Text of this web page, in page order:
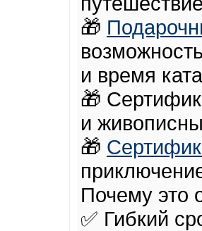
🎁
и время
🎁
и
🎁
Почему это
✅ Гибкий